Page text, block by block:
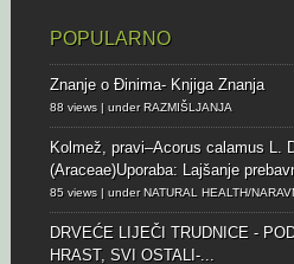
POPULARNO
Znanje o Đinima- Knjiga Znanja
88 views| underRAZMIŠLJANJA
Kolmež, pravi–Acorus calamus L.
(Araceae)Uporaba: Lajšanje
85 views| underNATURAL HEALTH/
DRVEĆE LIJEČI TRUDNICE -
HRAST, SVI OSTALI-...